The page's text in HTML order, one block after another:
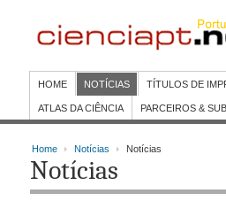
HOME NOTÍCIAS TÍTULOS DE
ATLAS DA CIÊNCIA PARCEIROS &
Home Notícias Notícias
Notícias